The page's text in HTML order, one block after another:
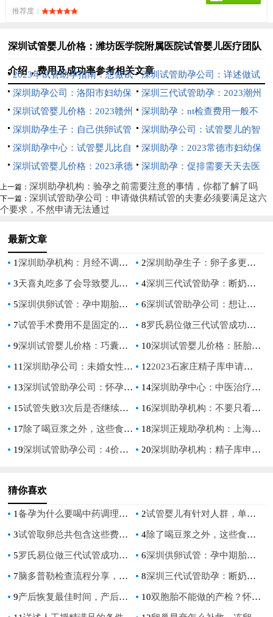
推荐度：
深圳试管婴儿价格：潍坊医学院附属医院试管婴儿医疗团队
介绍，费用及成功率参考相关文章
2023年试管助孕指南：想做试
管但不了解的患者赶紧收藏
深圳试管助孕公司：详述做试
管后身体差的4种调理方法
深圳助孕公司：洛阳市妇幼保
健院试管成功率一览，附河南省
试管医院推荐
深圳三代试管助孕：2023潮州
中心医院试管婴儿流程指南，助
孕成功率预估
深圳试管婴儿价格：2023赣州
市妇保院试管婴儿全方位指南，
附成功率参考
深圳助孕：nt检查费用一般不
到三百，不同医院收费有差异
深圳助孕生子：自己供卵试管
婴儿的全流程一文揭晓
深圳助孕公司：试管婴儿的智
商并无差异性，与自然怀孕的孩
子一样
深圳助孕中心：试管婴儿比自
然受孕更容易流产？流产率其实
相差不大
深圳助孕：2023常德市妇幼保
健院试管婴儿科普知识导航，助
孕成功率评估
深圳试管婴儿价格：2023承德
市附属医院试管婴儿攻略大全，
附助孕支出费用明细参考
深圳助孕：促排需要天天去医
院吗？促排注意事项千万别忽略
上一篇： 深圳助孕机构：验孕之前需要注意的事情，你都了解了吗
下一篇： 深圳试管助孕公司：申请做供精试管的夫妻必须要满足这六
个要求，不然申请无法通过
最新文章
1深圳助孕机构：月经不调很难怀孕吗,告诉你不孕的真实现象 2深圳助孕生子：卵子多更容易怀孕还是卵子质量高的容易怀孕？
3天喜丸吃多了会导致婴儿痴呆吗？了解清楚才能真正放心 4深圳三代试管助孕：断奶后月经来了能不能瘦,断奶以后体重有什么变化
5深圳供卵试管：孕中期胎停的原因有哪些，胎停多半和这三点有关 6深圳试管助孕公司：想让促排流程起的作用更大最好注意这些，早了解早起作用
7试管手术费用不是固定的，与病情、医院等级都有关系 8罗氏易位做三代试管成功率怎么样，高吗？
9深圳试管婴儿价格：巧囊如何快速怀孕,3个方法提高巧囊怀孕率 10深圳试管婴儿价格：胚胎为什么怕高温？怀孕初期这些事情注意一下对备孕比较好
11深圳助孕公司：未婚女性去泰国做供精试管价格介绍，附助孕费用明细 122023石家庄精子库申请供精试管费用，及流程介绍
13深圳试管助孕公司：怀孕查血常规是看什么？孕妇血常规检查的项目 14深圳助孕中心：中医治疗慢性荨麻疹如何改善,中医能根治慢性荨麻疹吗
15试管失败3次后是否继续？没成功考虑继续治疗的其他选择 16深圳助孕机构：不要只看到了微刺激促排方案的好处,决定之前一定要了解利弊
17除了喝豆浆之外，这些食物也可以帮助身体发育出优势卵泡 18深圳正规助孕机构：上海瑞金医院做供卵试管排队时间公布，这些条件也必须满足
19深圳试管助孕公司：4价甲流感疫苗接种后长期有效吗？了解副作用和禁忌 20深圳助孕机构：精子库申请流程揭秘，先了解这些必要条件！
猜你喜欢
1备孕为什么要喝中药调理身体？会有哪些影响呢 2试管婴儿有针对人群，单身未婚不满足条件无法申请
3试管取卵总共包含这些费用，附各环节费用明细 4除了喝豆浆之外，这些食物也可以帮助身体发育出优势卵泡
5罗氏易位做三代试管成功率怎么样，高吗？ 6深圳供卵试管：孕中期胎停的原因有哪些，胎停多半和这三点有关
7脑多普勒检查流程分享，一文解析脑多普勒的原理 8深圳三代试管助孕：断奶后月经来了能不能瘦,断奶以后体重有什么变化
9产后恢复最佳时间，产后恢复这些内容最好了解清楚 10双胞胎不能做的产检？怀上双胞胎产检注意事项风险都加倍